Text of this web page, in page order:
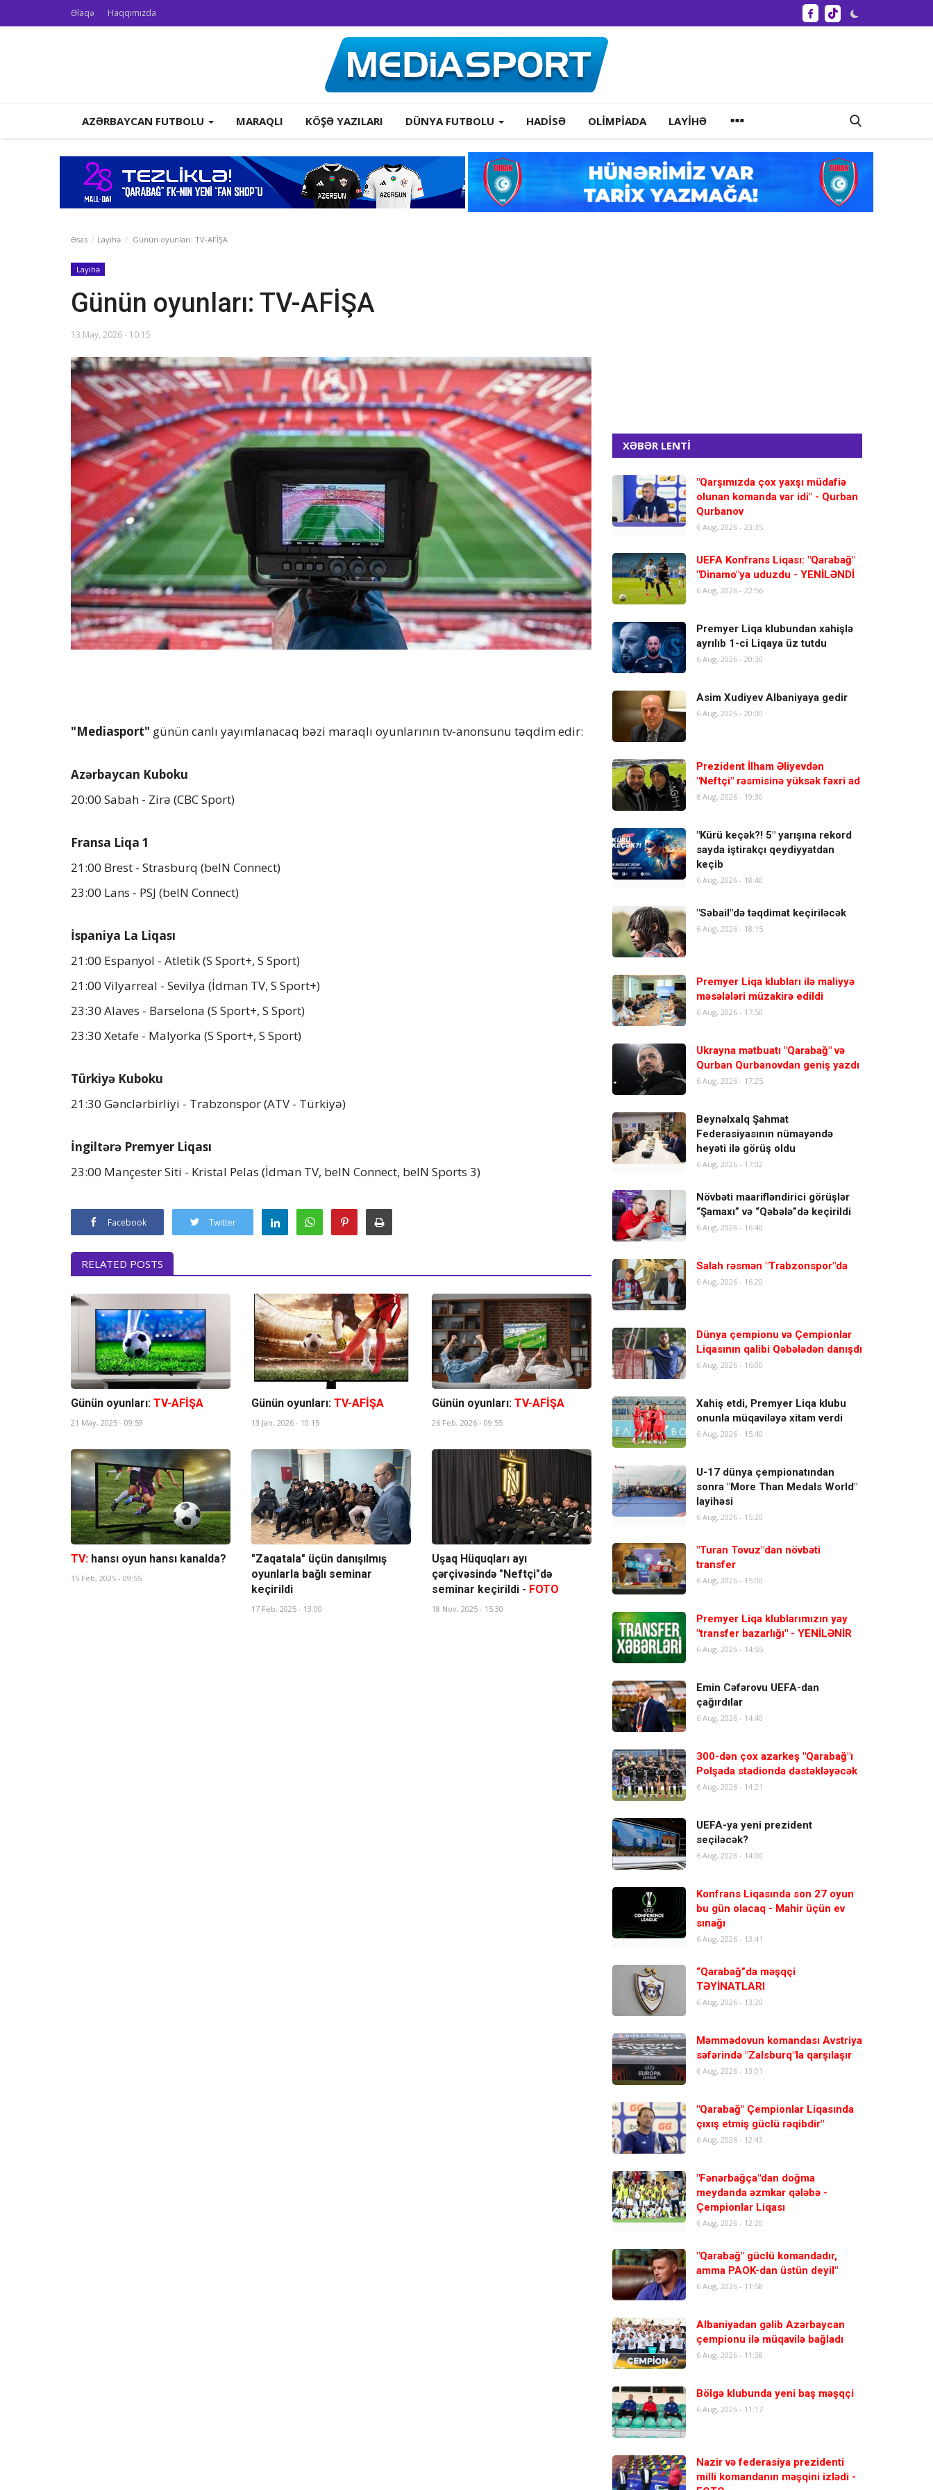
Əlaqə Haqqımızda
AZƏRBAYCAN FUTBOLU MARAQLI KÖŞƏ YAZILARI DÜNYA FUTBOLU HADISƏ OLIMPIADA LAYIHƏ
Əsas Layihə Günün oyunları: TV-AFİŞA
Layihə
Günün oyunları: TV-AFİŞA
13 May, 2026 - 10:15
"Mediasport" günün canlı yayımlanacaq bəzi maraqlı oyunlarının tv-anonsunu təqdim edir:
Azərbaycan Kuboku
20:00 Sabah - Zirə (CBC Sport)
Fransa Liqa 1
21:00 Brest - Strasburq (beIN Connect)
23:00 Lans - PSJ (beIN Connect)
İspaniya La Liqası
21:00 Espanyol - Atletik (S Sport+, S Sport)
21:00 Vilyarreal - Sevilya (İdman TV, S Sport+)
23:30 Alaves - Barselona (S Sport+, S Sport)
23:30 Xetafe - Malyorka (S Sport+, S Sport)
Türkiyə Kuboku
21:30 Gənclərbirliyi - Trabzonspor (ATV - Türkiyə)
İngiltərə Premyer Liqası
23:00 Mançester Siti - Kristal Pelas (İdman TV, beIN Connect, beIN Sports 3)
Facebook Twitter
RELATED POSTS
Günün oyunları: TV-AFİŞA
21 May, 2025 - 09:59
Günün oyunları: TV-AFİŞA
13 Jan, 2026 - 10:15
Günün oyunları: TV-AFİŞA
26 Feb, 2026 - 09:55
TV: hansı oyun hansı kanalda?
15 Feb, 2025 - 09:55
"Zaqatala" üçün danışılmış
oyunlarla bağlı seminar
keçirildi
17 Feb, 2025 - 13:00
Uşaq Hüquqları ayı
çərçivəsində "Neftçi"də
seminar keçirildi - FOTO
18 Nov, 2025 - 15:30
XƏBƏR LENTİ
"Qarşımızda çox yaxşı müdafiə
olunan komanda var idi" - Qurban
Qurbanov
6 Aug, 2026 - 23:35
UEFA Konfrans Liqası: "Qarabağ"
"Dinamo"ya uduzdu - YENİLƏNDİ
6 Aug, 2026 - 22:56
Premyer Liqa klubundan xahişlə
ayrılıb 1-ci Liqaya üz tutdu
6 Aug, 2026 - 20:30
Asim Xudiyev Albaniyaya gedir
6 Aug, 2026 - 20:00
Prezident İlham Əliyevdən
"Neftçi" rəsmisinə yüksək fəxri ad
6 Aug, 2026 - 19:30
"Kürü keçək?! 5" yarışına rekord
sayda iştirakçı qeydiyyatdan
keçib
6 Aug, 2026 - 18:40
"Səbail"də təqdimat keçiriləcək
6 Aug, 2026 - 18:15
Premyer Liqa klubları ilə maliyyə
məsələləri müzakirə edildi
6 Aug, 2026 - 17:50
Ukrayna mətbuatı "Qarabağ" və
Qurban Qurbanovdan geniş yazdı
6 Aug, 2026 - 17:25
Beynəlxalq Şahmat
Federasiyasının nümayəndə
heyəti ilə görüş oldu
6 Aug, 2026 - 17:02
Növbəti maarifləndirici görüşlər
“Şamaxı” və “Qəbələ”də keçirildi
6 Aug, 2026 - 16:40
Salah rəsmən "Trabzonspor"da
6 Aug, 2026 - 16:20
Dünya çempionu və Çempionlar
Liqasının qalibi Qəbələdən danışdı
6 Aug, 2026 - 16:00
Xahiş etdi, Premyer Liqa klubu
onunla müqaviləyə xitam verdi
6 Aug, 2026 - 15:40
U-17 dünya çempionatından
sonra "More Than Medals World"
layihəsi
6 Aug, 2026 - 15:20
"Turan Tovuz"dan növbəti
transfer
6 Aug, 2026 - 15:00
Premyer Liqa klublarımızın yay
"transfer bazarlığı" - YENİLƏNİR
6 Aug, 2026 - 14:55
Emin Cəfərovu UEFA-dan
çağırdılar
6 Aug, 2026 - 14:40
300-dən çox azarkeş "Qarabağ"ı
Polşada stadionda dəstəkləyəcək
6 Aug, 2026 - 14:21
UEFA-ya yeni prezident
seçiləcək?
6 Aug, 2026 - 14:00
Konfrans Liqasında son 27 oyun
bu gün olacaq - Mahir üçün ev
sınağı
6 Aug, 2026 - 13:41
“Qarabağ”da məşqçi
TƏYİNATLARI
6 Aug, 2026 - 13:20
Məmmədovun komandası Avstriya
səfərində "Zalsburq"la qarşılaşır
6 Aug, 2026 - 13:01
"Qarabağ" Çempionlar Liqasında
çıxış etmiş güclü rəqibdir"
6 Aug, 2026 - 12:43
"Fənərbağça"dan doğma
meydanda əzmkar qələbə -
Çempionlar Liqası
6 Aug, 2026 - 12:20
"Qarabağ" güclü komandadır,
amma PAOK-dan üstün deyil"
6 Aug, 2026 - 11:58
Albaniyadan gəlib Azərbaycan
çempionu ilə müqavilə bağladı
6 Aug, 2026 - 11:38
Bölgə klubunda yeni baş məşqçi
6 Aug, 2026 - 11:17
Nazir və federasiya prezidenti
milli komandanın məşqini izlədi -